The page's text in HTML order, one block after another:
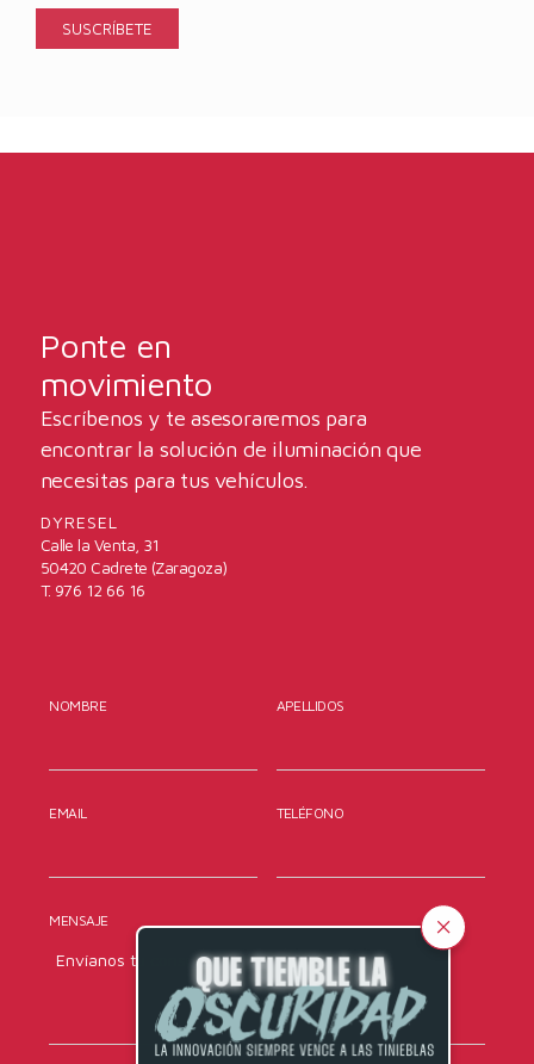
Ponte en
movimiento
Escríbenos y te asesoraremos para
encontrar la solución de iluminación que
necesitas para tus vehículos.
DYRESEL
Calle la Venta, 31
50420 Cadrete (Zaragoza)
T. 976 12 66 16
NOMBRE APELLIDOS
EMAIL TELÉFONO
MENSAJE